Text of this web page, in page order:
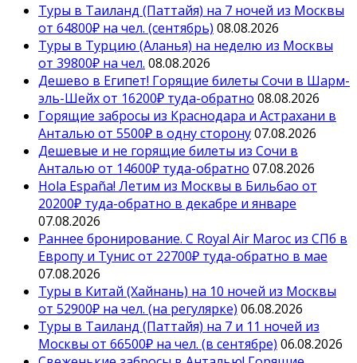
Туры в Таиланд (Паттайя) на 7 ночей из Москвы
от 64800₽ на чел. (сентябрь) 08.08.2026
Туры в Турцию (Аланья) на неделю из Москвы
от 39800₽ на чел. 08.08.2026
Дешево в Египет! Горящие билеты Сочи в Шарм-
эль-Шейх от 16200₽ туда-обратно 08.08.2026
Горящие забросы из Краснодара и Астрахани в
Анталью от 5500₽ в одну сторону07.08.2026
Дешевые и не горящие билеты из Сочи в
Анталью от 14600₽ туда-обратно 07.08.2026
Hola España! Летим из Москвы в Бильбао от
20200₽ туда-обратно в декабре и январе
07.08.2026
Раннее бронирование. С Royal Air Maroc из СПб в
Европу и Тунис от 22700₽ туда-обратно в мае
07.08.2026
Туры в Китай (Хайнань) на 10 ночей из Москвы
от 52900₽ на чел. (на регулярке) 06.08.2026
Туры в Таиланд (Паттайя) на 7 и 11 ночей из
Москвы от 66500₽ на чел. (в сентябре) 06.08.2026